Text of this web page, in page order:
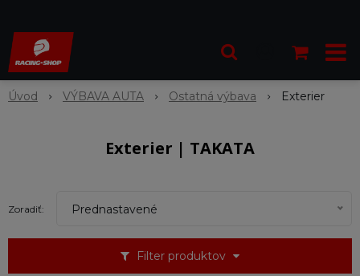
Úvod VÝBAVA AUTA Ostatná výbava Exterier
Exterier | TAKATA
Filter produktov
Zoradiť: Prednastavené